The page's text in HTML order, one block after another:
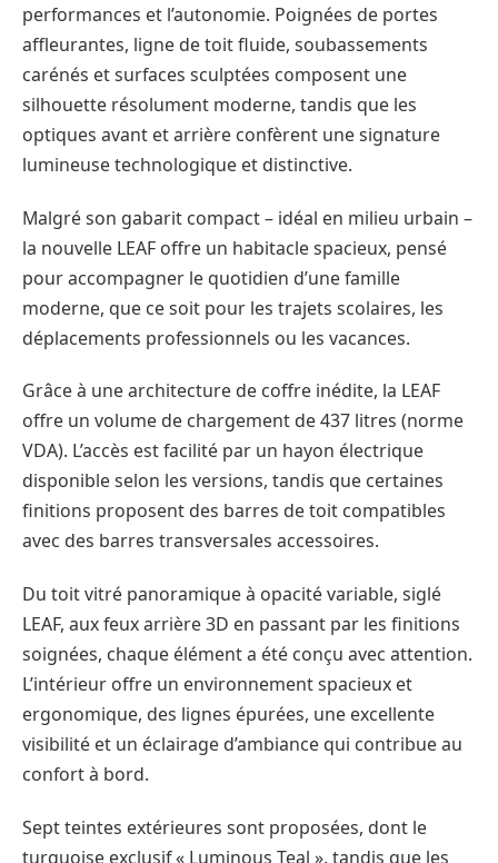
performances et l’autonomie. Poignées de portes
affleurantes, ligne de toit fluide, soubassements
carénés et surfaces sculptées composent une
silhouette résolument moderne, tandis que les
optiques avant et arrière confèrent une signature
lumineuse technologique et distinctive.
Malgré son gabarit compact – idéal en milieu urbain –
la nouvelle LEAF offre un habitacle spacieux, pensé
pour accompagner le quotidien d’une famille
moderne, que ce soit pour les trajets scolaires, les
déplacements professionnels ou les vacances.
Grâce à une architecture de coffre inédite, la LEAF
offre un volume de chargement de 437 litres (norme
VDA). L’accès est facilité par un hayon électrique
disponible selon les versions, tandis que certaines
finitions proposent des barres de toit compatibles
avec des barres transversales accessoires.
Du toit vitré panoramique à opacité variable, siglé
LEAF, aux feux arrière 3D en passant par les finitions
soignées, chaque élément a été conçu avec attention.
L’intérieur offre un environnement spacieux et
ergonomique, des lignes épurées, une excellente
visibilité et un éclairage d’ambiance qui contribue au
confort à bord.
Sept teintes extérieures sont proposées, dont le
turquoise exclusif « Luminous Teal », tandis que les